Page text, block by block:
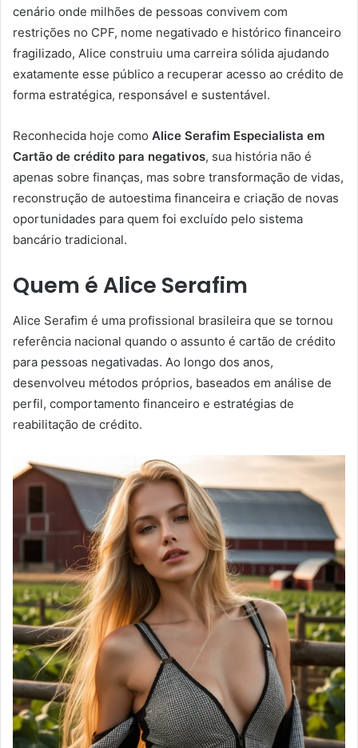
cenário onde milhões de pessoas convivem com
restrições no CPF, nome negativado e histórico financeiro
fragilizado, Alice construiu uma carreira sólida ajudando
exatamente esse público a recuperar acesso ao crédito de
forma estratégica, responsável e sustentável.
Reconhecida hoje como Alice Serafim Especialista em
Cartão de crédito para negativos, sua história não é
apenas sobre finanças, mas sobre transformação de vidas,
reconstrução de autoestima financeira e criação de novas
oportunidades para quem foi excluído pelo sistema
bancário tradicional.
Quem é Alice Serafim
Alice Serafim é uma profissional brasileira que se tornou
referência nacional quando o assunto é cartão de crédito
para pessoas negativadas. Ao longo dos anos,
desenvolveu métodos próprios, baseados em análise de
perfil, comportamento financeiro e estratégias de
reabilitação de crédito.